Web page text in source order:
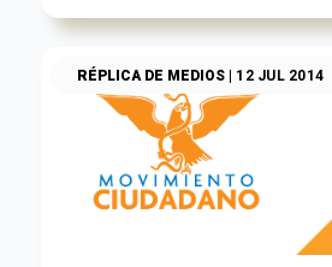
RÉPLICA DE MEDIOS| 12 JUL 2014